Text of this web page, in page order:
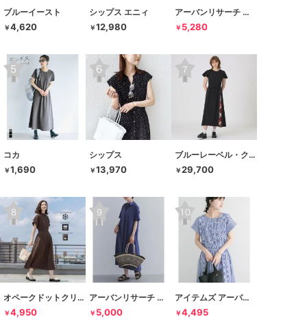
ブルーイースト
￥4,620
シップス エニィ
￥12,980
アーバンリサーチ サニーレーベル
￥ 5,280
コカ
￥1,690
シップス
￥13,970
ブルーレーベル・クレストブリッジ
￥29,700
オペークドットクリップ
￥4,950
アーバンリサーチ ドアーズ
￥ 5,000
アイテムズ アーバンリサーチ
￥4,495